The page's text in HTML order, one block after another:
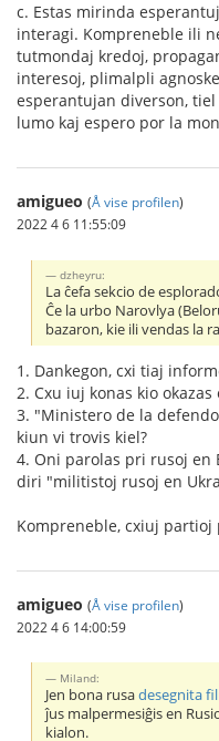
c. Estas mirinda
interagi. Kompreneble ili
tutmondaj kredoj,
interesoj, plimalpli
esperantujan diverson,
lumo kaj espero por la
amigueo (Å vise profilen)
2022 4 6 11:55:09
dzheyru:
La ĉefa sekcio de
Ĉe la urbo Narovlya
bazaron, kie ili vendas la
1. Dankegon, cxi tiaj
2. Cxu iuj konas kio okazas
3. "Ministero de la
kiun vi trovis kiel?
4. Oni parolas pri rusoj en
diri "militistoj rusoj en
Kompreneble, cxiuj
amigueo (Å vise profilen)
2022 4 6 14:00:59
Miland:
Jen bona rusadesegnita
ĵus malpermesiĝis en
kialon.